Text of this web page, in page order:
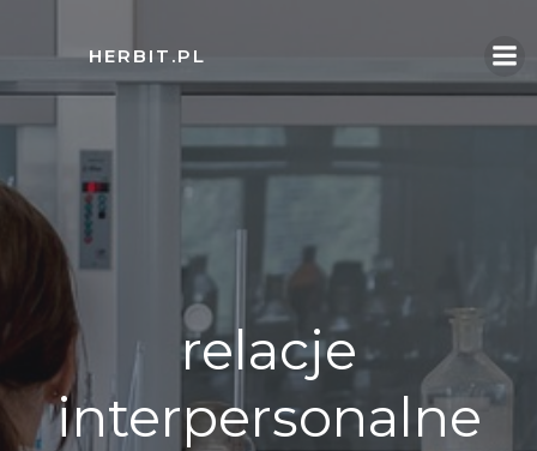
HERBIT.PL
relacje
interpersonalne